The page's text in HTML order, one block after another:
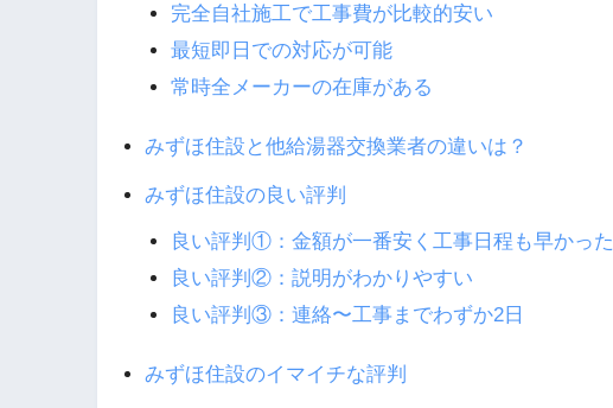
完全自社施工で工事費が比較的安い
最短即日での対応が可能
常時全メーカーの在庫がある
みずほ住設と他給湯器交換業者の違いは？
みずほ住設の良い評判
良い評判①：金額が一番安く工事日程も早かった
良い評判②：説明がわかりやすい
良い評判③：連絡〜工事までわずか2日
みずほ住設のイマイチな評判